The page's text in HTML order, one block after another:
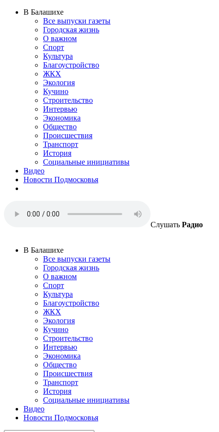
В Балашихе
Все выпуски газеты
Городская жизнь
О важном
Спорт
Культура
Благоустройство
ЖКХ
Экология
Кучино
Строительство
Интервью
Экономика
Общество
Происшествия
Транспорт
История
Социальные инициативы
Видео
Новости Подмосковья
Слушать Радио
В Балашихе
Все выпуски газеты
Городская жизнь
О важном
Спорт
Культура
Благоустройство
ЖКХ
Экология
Кучино
Строительство
Интервью
Экономика
Общество
Происшествия
Транспорт
История
Социальные инициативы
Видео
Новости Подмосковья